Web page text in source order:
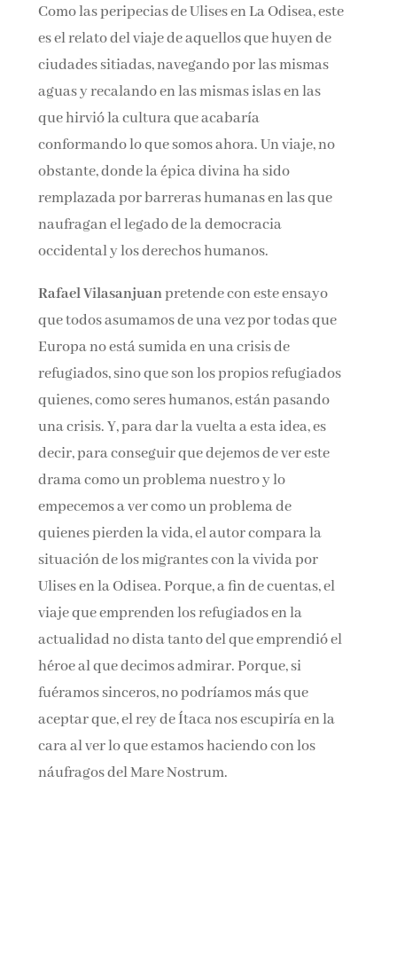
Como las peripecias de Ulises en La Odisea, este
es el relato del viaje de aquellos que huyen de
ciudades sitiadas, navegando por las mismas
aguas y recalando en las mismas islas en las
que hirvió la cultura que acabaría
conformando lo que somos ahora. Un viaje, no
obstante, donde la épica divina ha sido
remplazada por barreras humanas en las que
naufragan el legado de la democracia
occidental y los derechos humanos.
Rafael Vilasanjuanpretende con este ensayo
que todos asumamos de una vez por todas que
Europa no está sumida en una crisis de
refugiados, sino que son los propios refugiados
quienes, como seres humanos, están pasando
una crisis. Y, para dar la vuelta a esta idea, es
decir, para conseguir que dejemos de ver este
drama como un problema nuestro y lo
empecemos a ver como un problema de
quienes pierden la vida, el autor compara la
situación de los migrantes con la vivida por
Ulises en la Odisea. Porque, a fin de cuentas, el
viaje que emprenden los refugiados en la
actualidad no dista tanto del que emprendió el
héroe al que decimos admirar. Porque, si
fuéramos sinceros, no podríamos más que
aceptar que, el rey de Ítaca nos escupiría en la
cara al ver lo que estamos haciendo con los
náufragos del Mare Nostrum.